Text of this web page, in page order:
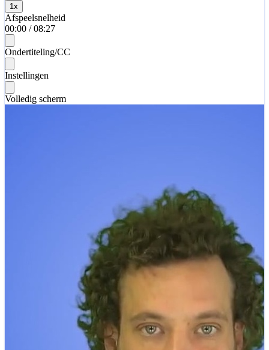
1 x
Afspeelsnelheid
00:00 / 08:27
Ondertiteling/CC
Instellingen
Volledig scherm